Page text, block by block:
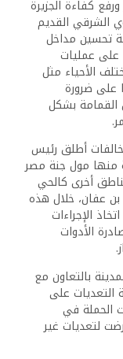
كفاءة الجزيرة
الشرقي القديم
تحسين مداخل
على عمليات
الأحياء مثل
ابني بيتك 2 مشددًا على ضرورة
القمامة بشكل
أطلق رئيس
منها مول جنة مصر
أخرى كالحي
عفان، خلال هذه
الإجراءات
الأدوات
بالتعاون مع
التعديات على
الحملة في
قد تعرضت لتعديات غير